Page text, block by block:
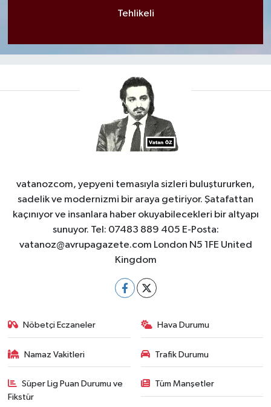
Tehlikeli
vatanozcom, yepyeni temasıyla sizleri buluştururken,
sadelik ve modernizmi bir araya getiriyor. Şatafattan
kaçınıyor ve insanlara haber okuyabilecekleri bir altyapı
sunuyor. Tel: 07483 889 405 E-Posta:
vatanoz@avrupagazete.com London N5 1FE United
Kingdom
Nöbetçi Eczaneler Hava Durumu
Namaz Vakitleri Trafik Durumu
Süper Lig Puan Durumu ve
Fikstür
Tüm Manşetler